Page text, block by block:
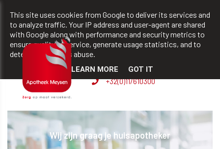
team@apotheekmeysen.be +32(0)11/610300
BVBA apotheek Patrick
Meysen
+32(0)11/610300
Verhuur persoonlijke hulpmiddelen
This site uses cookies from Google to deliver its services and
to analyze traffic. Your IP address and user-agent are shared
with Google along with performance and security metrics to
ensure quality of service, generate usage statistics, and to
detect and address abuse.
LEARN MORE GOT IT